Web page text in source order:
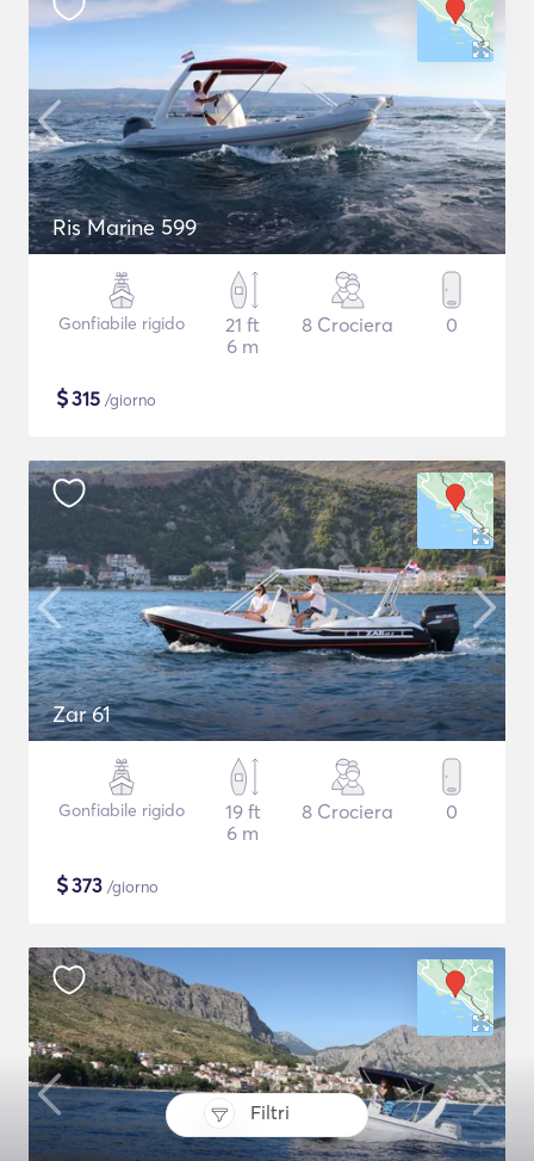
Filtri
Ris Marine 599
Gonfiabile rigido
21 ft
6 m
8 Crociera 0
$315 /giorno
Zar 61
Gonfiabile rigido
19 ft
6 m
8 Crociera 0
$373 /giorno